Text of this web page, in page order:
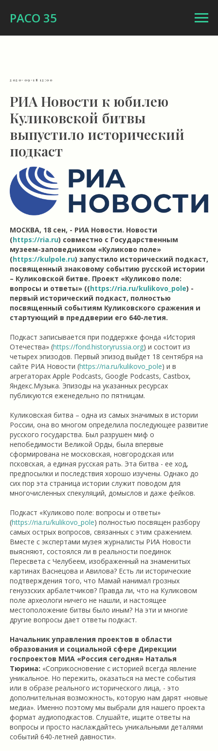
РАСО 35
2020-09-18 12:00
РИА Новости к юбилею
Куликовской битвы
выпустило исторический
подкаст
МОСКВА, 18 сен, - РИА Новости. Новости
(https://ria.ru) совместно с Государственным
музеем-заповедником «Куликово поле»
(https://kulpole.ru) запустило исторический подкаст,
посвященный знаковому событию русской истории
– Куликовской битве. Проект «Куликово поле:
вопросы и ответы» ((https://ria.ru/kulikovo_pole) -
первый исторический подкаст, полностью
посвященный событиям Куликовского сражения и
стартующий в преддверии его 640-летия.
Подкаст записывается при поддержке фонда «История
Отечества» (https://fond.historyrussia.org) и состоит из
четырех эпизодов. Первый эпизод выйдет 18 сентября на
сайте РИА Новости (https://ria.ru/kulikovo_pole) и в
агрегаторах Apple Podcasts, Google Podcasts, Castbox,
Яндекс.Музыка. Эпизоды на указанных ресурсах
публикуются еженедельно по пятницам.
Куликовская битва – одна из самых значимых в истории
России, она во многом определила последующее развитие
русского государства. Был разрушен миф о
непобедимости Великой Орды, была впервые
сформирована не московская, новгородская или
псковская, а единая русская рать. Эта битва - ее ход,
предпосылки и последствия хорошо изучены. Однако до
сих пор эта страница истории служит поводом для
многочисленных спекуляций, домыслов и даже фейков.
Подкаст «Куликово поле: вопросы и ответы»
(https://ria.ru/kulikovo_pole) полностью посвящен разбору
самых острых вопросов, связанных с этим сражением.
Вместе с экспертами музея журналисты РИА Новости
выясняют, состоялся ли в реальности поединок
Пересвета с Челубеем, изображенный на знаменитых
картинах Васнецова и Авилова? Есть ли исторические
подтверждения того, что Мамай нанимал грозных
генуэзских арбалетчиков? Правда ли, что на Куликовом
поле археологи ничего не нашли, и настоящее
местоположение битвы было иным? На эти и многие
другие вопросы дает ответы подкаст.
Начальник управления проектов в области
образования и социальной сфере Дирекции
госпроектов МИА «Россия сегодня» Наталья
Тюрина: «Соприкосновение с историей всегда явление
уникальное. Но пережить, оказаться на месте события
или в образе реального исторического лица, - это
дополнительная возможность, которую нам дарят «новые
медиа». Именно поэтому мы выбрали для нашего проекта
формат аудиоподкастов. Слушайте, ищите ответы на
вопросы и просто наслаждайтесь уникальными деталями
событий 640-летней давности».